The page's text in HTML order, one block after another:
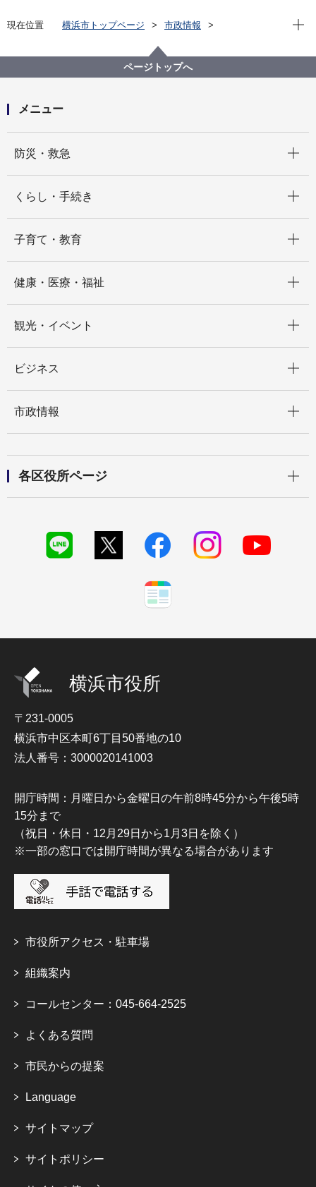
現在位置 横浜市トップページ
市政情報
記者発表 2024年度
「横浜市文化財保存活用地域計画」が認定されました
現在
ページトップへ
メニュー
防災・救急
くらし・手続き
子育て・教育
健康・医療・福祉
観光・イベント
ビジネス
市政情報
各区役所ページ
横浜市役所
〒231-0005
横浜市中区本町6丁目50番地の10
法人番号：3000020141003
開庁時間：月曜日から金曜日の午前8時45分から午後5時
15分まで
（祝日・休日・12月29日から1月3日を除く）
※一部の窓口では開庁時間が異なる場合があります
市役所アクセス・駐車場
組織案内
コールセンター：045-664-2525
よくある質問
市民からの提案
Language
サイトマップ
サイトポリシー